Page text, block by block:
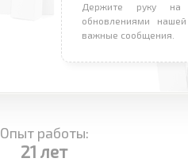
Держите руку на
обновлениями
важные сообщения.
Опыт работы:
21 лет